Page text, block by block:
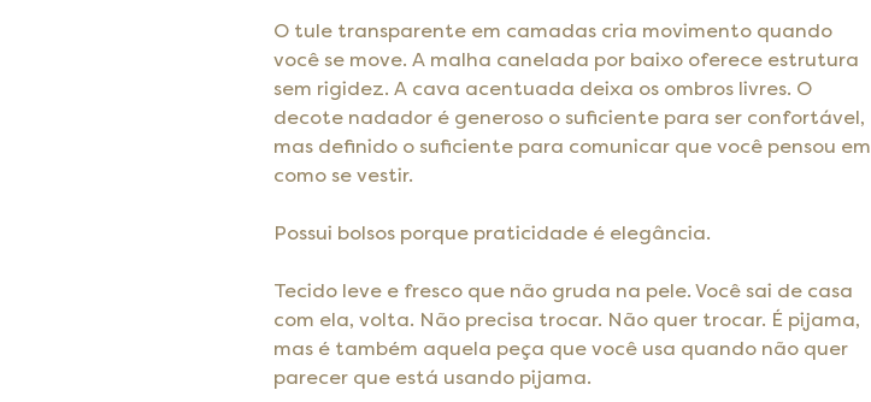
O tule transparente em camadas cria movimento quando
você se move. A malha canelada por baixo oferece estrutura
sem rigidez. A cava acentuada deixa os ombros livres. O
decote nadador é generoso o suficiente para ser confortável,
mas definido o suficiente para comunicar que você pensou em
como se vestir.
Possui bolsos porque praticidade é elegância.
Tecido leve e fresco que não gruda na pele. Você sai de casa
com ela, volta. Não precisa trocar. Não quer trocar. É pijama,
mas é também aquela peça que você usa quando não quer
parecer que está usando pijama.